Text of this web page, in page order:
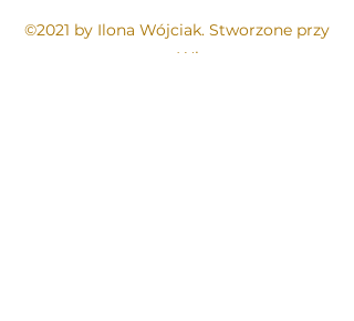
©2021 by Ilona Wójciak. Stworzone przy
pomocy Wix.com